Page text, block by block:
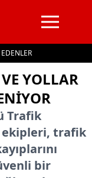
YOLLAR
Trafik
ekipleri, trafik
bir